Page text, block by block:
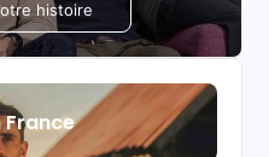
histoire
France